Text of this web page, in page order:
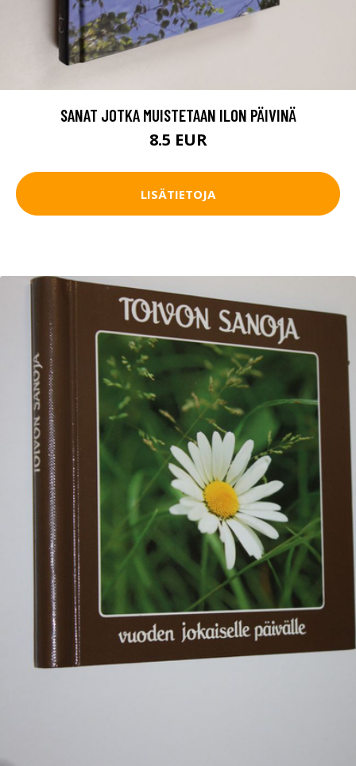
SANAT JOTKA MUISTETAAN ILON PÄIVINÄ
8.5 EUR
LISÄTIETOJA